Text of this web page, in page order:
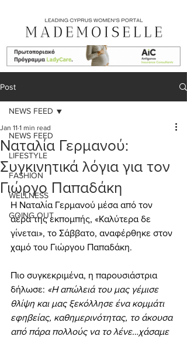
Post
NEWS FEED
LIFESTYLE
FASHION
WELLNESS
GOING OUT
NEWS FEED
Ναταλία Γερμανού:
Συγκινητικά λόγια για τον
Γιώργο Παπαδάκη
Jan 11 1 min read
Η Ναταλία Γερμανού μέσα από τον
αέρα της εκπομπής, «Καλύτερα δε
γίνεται», το Σάββατο, αναφέρθηκε στον
χαμό του Γιώργου Παπαδάκη.
Πιο συγκεκριμένα, η παρουσιάστρια
δήλωσε: «Η απώλειά του μας γέμισε
θλίψη και μας ξεκόλλησε ένα κομμάτι
εφηβείας, καθημερινότητας, το άκουσα
από πάρα πολλούς να το λένε…χάσαμε